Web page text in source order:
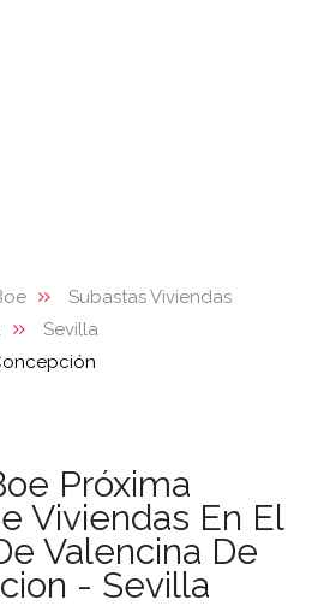
Subastas Viviendas
Sevilla
Próxima
Viviendas En El
Valencina De
- Sevilla